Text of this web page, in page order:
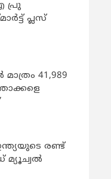
പ്ലസ്
41,989
രണ്ട്